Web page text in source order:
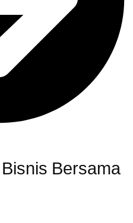
Bersama